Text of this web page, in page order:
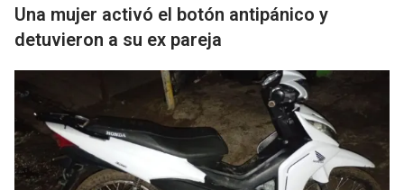
Una mujer activó el botón antipánico y
detuvieron a su ex pareja